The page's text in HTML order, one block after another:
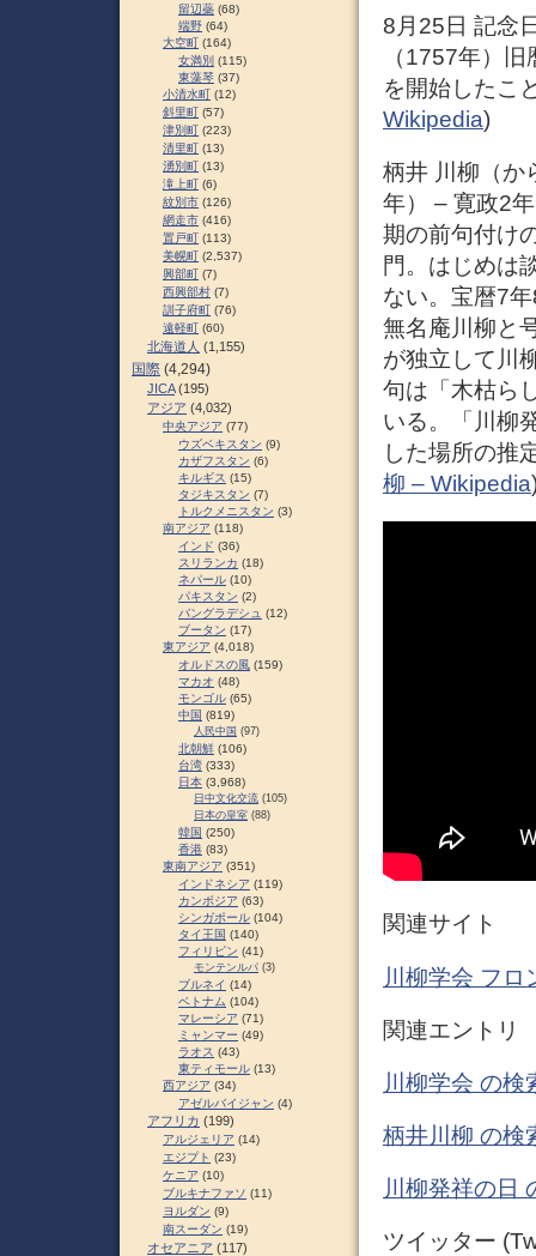
8月25日 記念
（1757年）
を開始したこ
Wikipedia)
柄井 川柳（か
年） – 寛政2
期の前句付け
門。はじめは
ない。宝暦7
無名庵川柳と
が独立して川
句は「木枯ら
いる。「川柳
した場所の推
柳 – Wikipedia
関連サイト
川柳学会 フロ
関連エントリ
川柳学会 の検
柄井川柳 の検
川柳発祥の日
ツイッター
留辺蘂 (68)
端野 (64)
大空町 (164)
女満別 (115)
東藻琴 (37)
小清水町 (12)
斜里町 (57)
津別町 (223)
清里町 (13)
湧別町 (13)
滝上町 (6)
紋別市 (126)
網走市 (416)
置戸町 (113)
美幌町 (2,537)
興部町 (7)
西興部村 (7)
訓子府町 (76)
遠軽町 (60)
北海道人 (1,155)
国際 (4,294)
JICA(195)
アジア (4,032)
中央アジア (77)
ウズベキスタン (9)
カザフスタン (6)
キルギス (15)
タジキスタン (7)
トルクメニスタン (3)
南アジア (118)
インド (36)
スリランカ (18)
ネパール (10)
パキスタン (2)
バングラデシュ (12)
ブータン (17)
東アジア (4,018)
オルドスの風 (159)
マカオ (48)
モンゴル (65)
中国 (819)
人民中国 (97)
北朝鮮 (106)
台湾 (333)
日本 (3,968)
日中文化交流 (105)
日本の皇室 (88)
韓国 (250)
香港 (83)
東南アジア (351)
インドネシア (119)
カンボジア (63)
シンガポール (104)
タイ王国 (140)
フィリピン (41)
モンテンルパ (3)
ブルネイ (14)
ベトナム (104)
マレーシア (71)
ミャンマー (49)
ラオス (43)
東ティモール (13)
西アジア (34)
アゼルバイジャン (4)
アフリカ (199)
アルジェリア (14)
エジプト (23)
ケニア (10)
ブルキナファソ (11)
ヨルダン (9)
南スーダン (19)
オセアニア (117)